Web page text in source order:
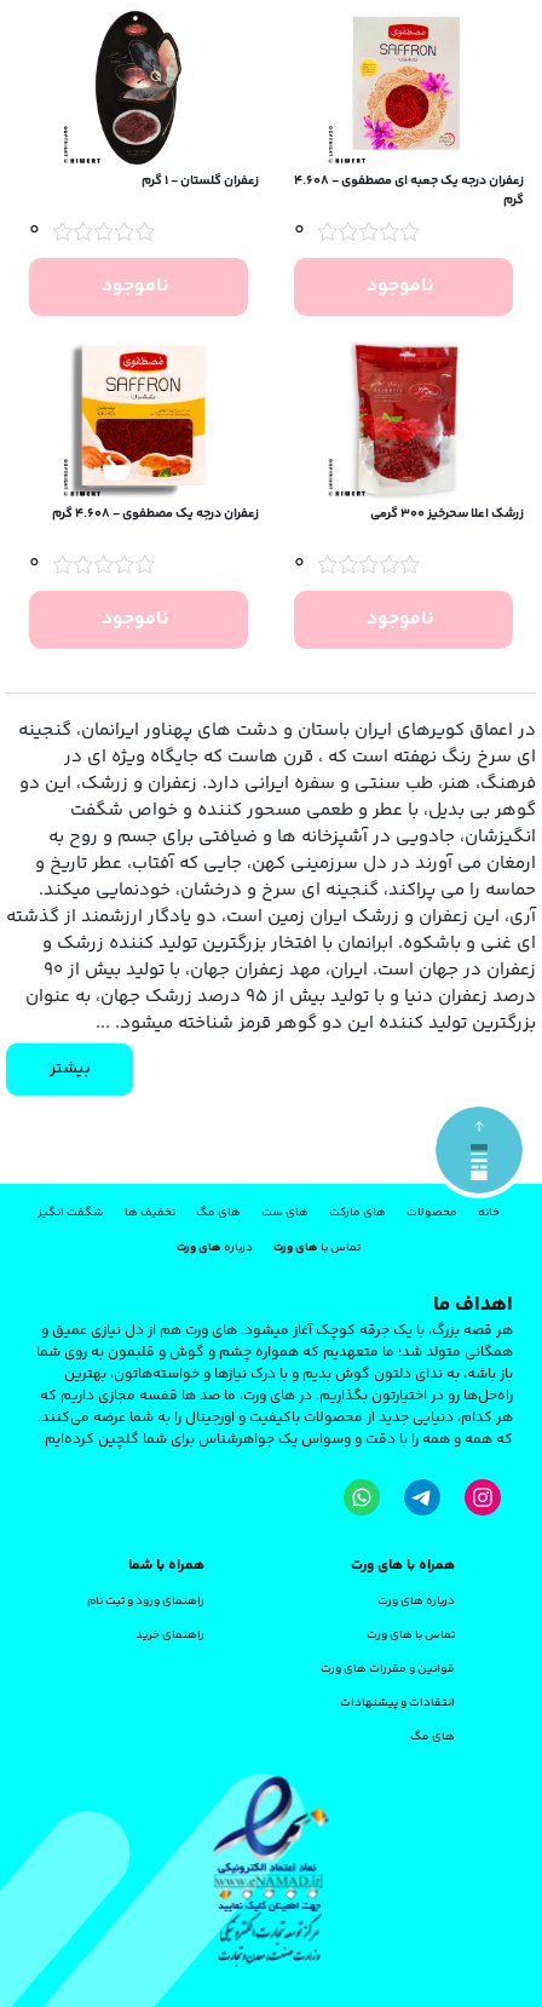
زعفران درجه یک جعبه ای مصطفوی - 4.608
گرم
0
ناموجود
زعفران گلستان - 1 گرم
0
ناموجود
زرشک اعلا سحرخیز 300 گرمی
0
ناموجود
زعفران درجه یک مصطفوی - 4.608 گرم
0
ناموجود
در اعماق کویرهای ایران باستان و دشت ‌های پهناور ایرانمان، گنجینه
‌ای سرخ‌ رنگ نهفته است که ، قرن ‌هاست که جایگاه ویژه‌ ای در
فرهنگ، هنر، طب سنتی و سفره ایرانی دارد. زعفران و زرشک، این دو
گوهر بی‌ بدیل، با عطر و طعمی مسحور کننده و خواص شگفت‌
انگیزشان، جادویی در آشپزخانه‌ ها و ضیافتی برای جسم و روح به
ارمغان می ‌آورند در دل سرزمینی کهن، جایی که آفتاب، عطر تاریخ و
حماسه را می‌ پراکند، گنجینه‌ ای سرخ و درخشان، خودنمایی میکند.
آری، این زعفران و زرشک ایران زمین است، دو یادگار ارزشمند از گذشته‌
ای غنی و باشکوه. ابرانمان با افتخار بزرگترین تولید کننده زرشک و
زعفران در جهان است. ایران، مهد زعفران جهان، با تولید بیش از ۹۰
درصد زعفران دنیا و با تولید بیش از ۹۵ درصد زرشک جهان، به عنوان
بزرگترین تولید کننده این دو گوهر قرمز شناخته میشود. ...
بیشتر
خانه محصولات های مارکت های ست های مگ تخفیف ها
شگفت انگیز
تماس باهای ورت دربارههای ورت
اهداف ما
هر قصه‌ بزرگ، با یک جرقه‌ کوچک آغاز میشود. های‌ ورت هم از دل نیازی عمیق و
همگانی متولد شد؛ ما متعهدیم که همواره چشم و گوش و قلبمون به روی شما
باز باشه، به ندای دلتون گوش بدیم و با درک نیازها و خواسته‌هاتون، بهترین
راه‌حل‌ها رو در اختیارتون بگذاریم. در های ‌ورت، ما صد ها قفسه مجازی داریم که
هر کدام، دنیایی جدید از محصولات باکیفیت و اورجینال را به شما عرضه می‌کنند.
که همه و همه را با دقت و وسواس یک جواهرشناس برای شما گلچین کرده‌ایم.
همراه با های ورت
درباره های ورت
تماس با های ورت
قوانین و مقررات های ورت
انتقادات و پیشنهادات
های مگ
همراه با شما
راهنمای ورود و ثبت نام
راهنمای خرید